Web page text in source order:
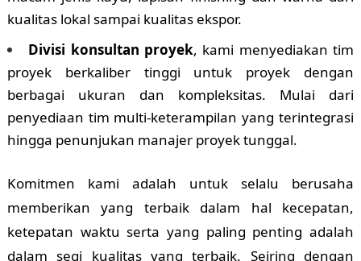
kualitas lokal sampai kualitas ekspor.
Divisi konsultan proyek, kami menyediakan tim
proyek berkaliber tinggi untuk proyek dengan
berbagai ukuran dan kompleksitas. Mulai dari
penyediaan tim multi-keterampilan yang terintegrasi
hingga penunjukan manajer proyek tunggal.
Komitmen kami adalah untuk selalu berusaha
memberikan yang terbaik dalam hal kecepatan,
ketepatan waktu serta yang paling penting adalah
dalam segi kualitas yang terbaik. Seiring dengan